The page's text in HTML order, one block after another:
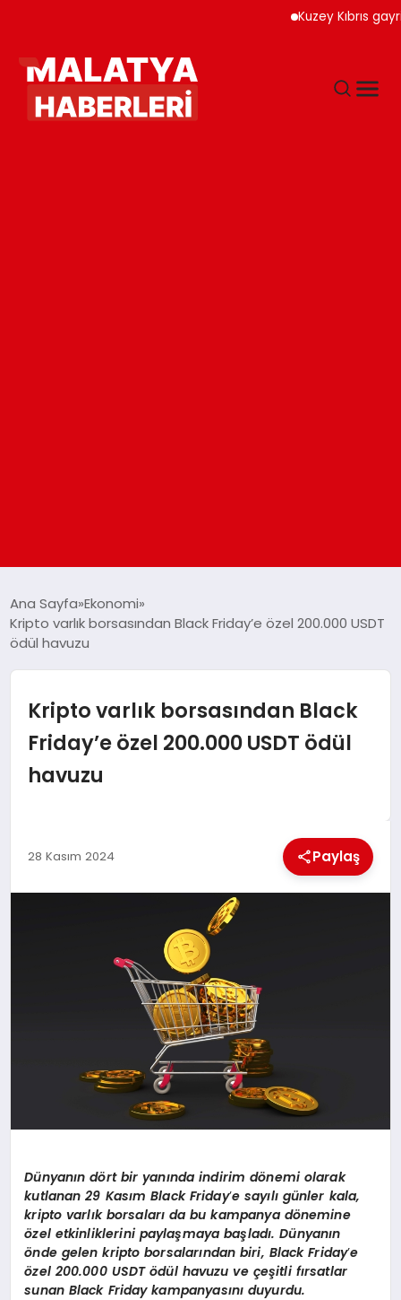
Kuzey Kıbrıs
GÜNDEM
DÜNYA
EĞITIM
MAGAZIN
TEKNOLOJI
Ana Sayfa Ekonomi
Kripto varlık borsasından Black Friday’e özel 200.000 USDT
ödül havuzu
Kripto varlık borsasından Black
Friday’e özel 200.000 USDT ödül
havuzu
28 Kasım 2024 Paylaş
Dünyanın dört bir yanında indirim dönemi olarak
kutlanan 29 Kasım Black Friday’e sayılı günler kala,
kripto varlık borsaları da bu kampanya dönemine
özel etkinliklerini paylaşmaya başladı. Dünyanın
önde gelen kripto borsalarından biri, Black Friday’e
özel 200.000 USDTödül havuzu ve çeşitli fırsatlar
sunan Black Friday kampanyasını duyurdu.